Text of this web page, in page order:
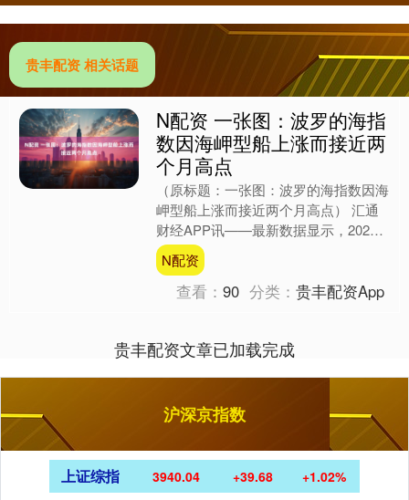
贵丰配资 相关话题
N配资 一张图：波罗的海指
数因海岬型船上涨而接近两
个月高点
（原标题：一张图：波罗的海指数因海
岬型船上涨而接近两个月高点） 汇通
财经APP讯——最新数据显示，2025
年9月17日 波罗的海干散货指数(BDI)
报 2180....
N配资
查看：90 分类：贵丰配资App
贵丰配资文章已加载完成
沪深京指数
上证综指 3940.04 +39.68 +1.02%